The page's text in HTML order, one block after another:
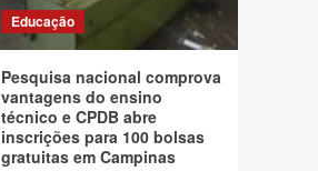
Educação
Pesquisa nacional comprova
vantagens do ensino
técnico e CPDB abre
inscrições para 100 bolsas
gratuitas em Campinas